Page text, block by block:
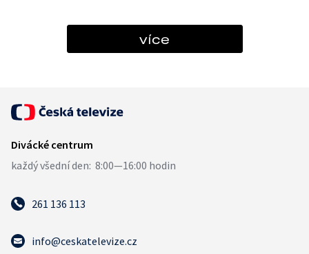
více
261 136 113
info@ceskatelevize.cz